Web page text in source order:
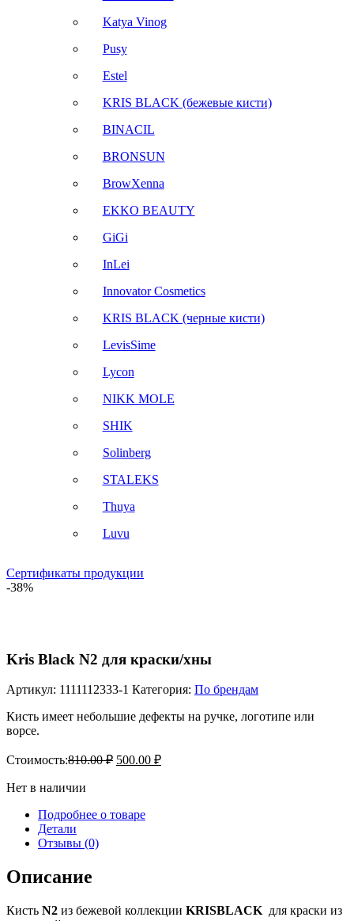
Katya Vinog
Pusy
Estel
KRIS BLACK (бежевые кисти)
BINACIL
BRONSUN
BrowXenna
EKKO BEAUTY
GiGi
InLei
Innovator Cosmetics
KRIS BLACK (черные кисти)
LevisSime
Lycon
NIKK MOLE
SHIK
Solinberg
STALEKS
Thuya
Luvu
Сертификаты продукции
-38%
Kris Black N2 для краски/хны
Артикул: 1111112333-1 Категория: По брендам
Кисть имеет небольшие дефекты на ручке, логотипе или
ворсе.
Стоимость:810.00₽ 500.00 ₽
Нет в наличии
Подробнее о товаре
Детали
Отзывы (0)
Описание
Кисть N2 из бежевой коллекции KRISBLACK для краски из